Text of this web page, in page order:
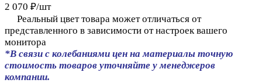
2 070 ₽/шт
Реальный цвет товара может отличаться от
представленного в зависимости от настроек вашего
монитора
*В связи с колебаниями цен на материалы точную
стоимость товаров уточняйте у менеджеров
компании.